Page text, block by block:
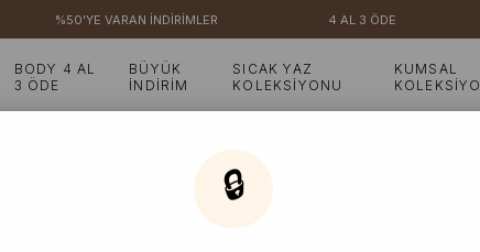
%50'YE VARAN İNDİRİMLER 4 AL 3 ÖDE
BODY 4 AL
3 ÖDE
BÜYÜK
İNDİRİM
SICAK YAZ
KOLEKSİYONU
KUMSAL
İndigo Jakarlı Gömlek
🔒